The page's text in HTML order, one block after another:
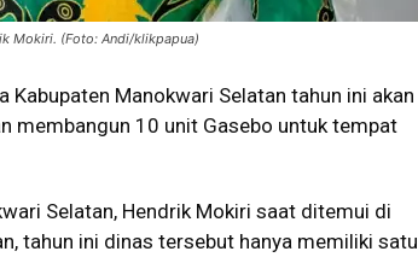
Mokiri. (Foto: Andi/klikpapua)
Kabupaten Manokwari Selatan tahun ini akan
membangun 10 unit Gasebo untuk tempat
Selatan, Hendrik Mokiri saat ditemui di
tahun ini dinas tersebut hanya memiliki satu